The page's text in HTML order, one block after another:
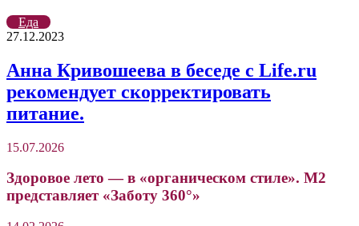
Еда
27.12.2023
Анна Кривошеева в беседе с Life.ru
рекомендует скорректировать
питание.
15.07.2026
Здоровое лето — в «органическом стиле». М2
представляет «Заботу 360°»